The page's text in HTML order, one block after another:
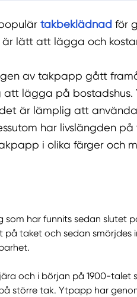
takbeklädnad för
lätt att lägga och
av takpapp gått
att lägga på
är lämplig att
har livslängden
i olika färger och
som har funnits sedan
på taket och sedan
och i början på 1900-talet
större tak. Ytpapp har